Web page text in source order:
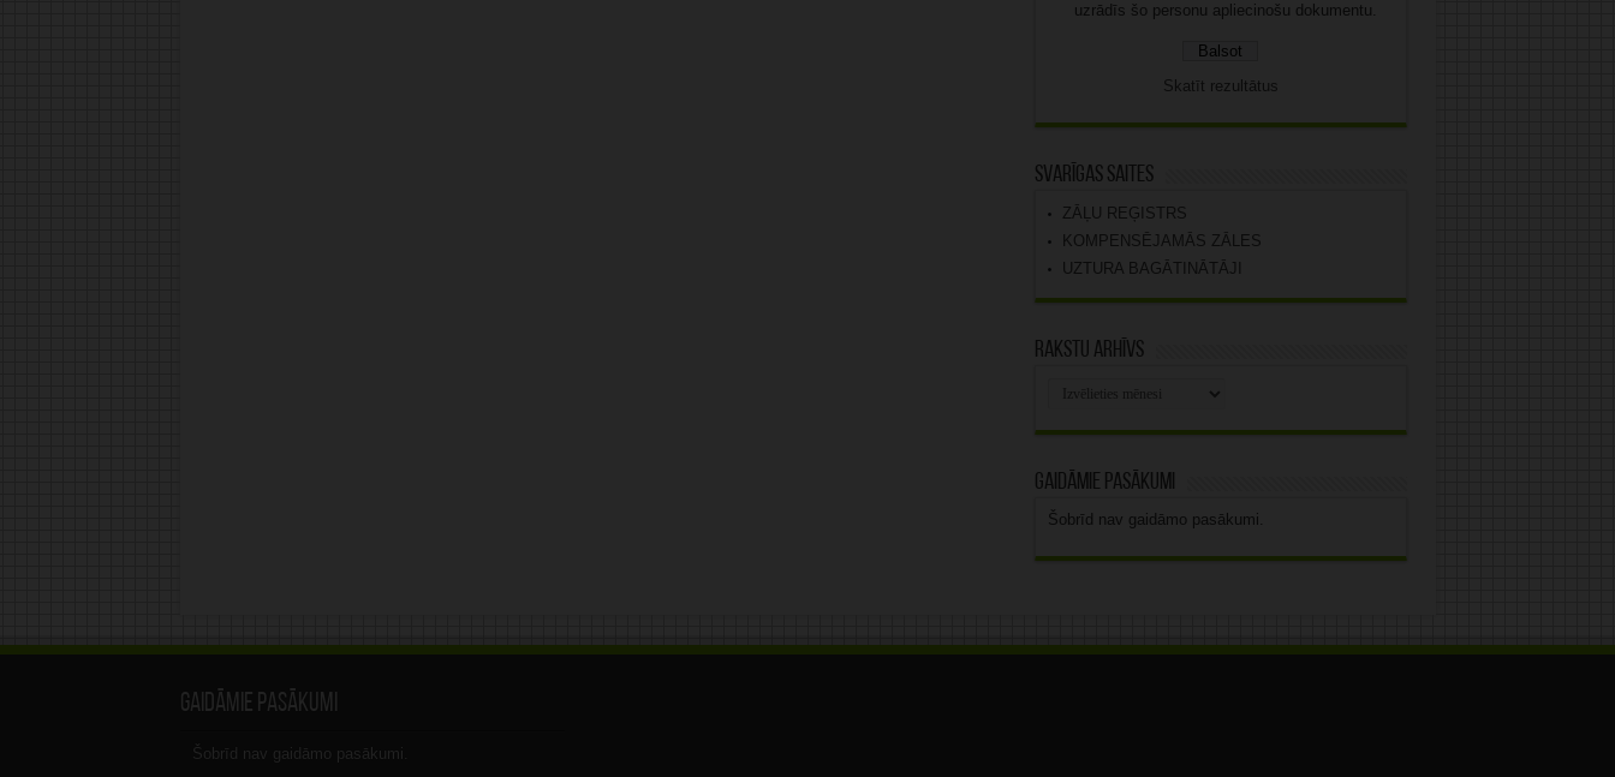
uzrādīs šo personu apliecinošu dokumentu.
Skatīt rezultātus
Svarīgas saites
ZĀĻU REĢISTRS
KOMPENSĒJAMĀS ZĀLES
UZTURA BAGĀTINĀTĀJI
Rakstu arhīvs
Gaidāmie pasākumi
Šobrīd nav gaidāmo pasākumi.
Gaidāmie pasākumi
Šobrīd nav gaidāmo pasākumi.